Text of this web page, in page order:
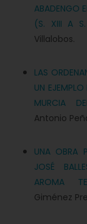
ABADENGO
(S. XIII A
Villalobos.
LAS
UN
MURCIA
Antonio
UNA OBRA
JOSÉ
AROMA
Giménez